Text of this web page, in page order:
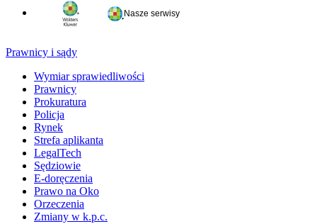
Nasze serwisy
Prawnicy i sądy
Wymiar sprawiedliwości
Prawnicy
Prokuratura
Policja
Rynek
Strefa aplikanta
LegalTech
Sędziowie
E-doręczenia
Prawo na Oko
Orzeczenia
Zmiany w k.p.c.